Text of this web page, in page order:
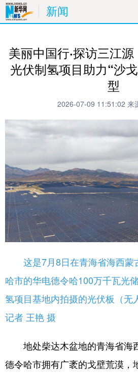
新闻
美丽中国行·探访三江
光伏制氢项目助力“沙
型
2026-07-09 11:51:02 来
这是7月8日在青海省海西蒙
哈市的华电德令哈100万千瓦光
氢项目基地内拍摄的光伏板（无
记者 王艳 摄
地处柴达木盆地的青海省海
德令哈市拥有广袤的戈壁荒漠，